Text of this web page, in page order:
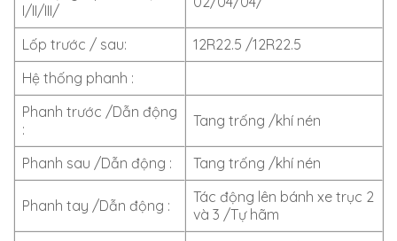
I/II/III/
Lốp trước / sau:
12R22.5 /12R22.5
Hệ thống phanh :
Phanh trước /Dẫn động
:
Tang trống /khí nén
Phanh sau /Dẫn động : Tang trống /khí nén
Phanh tay /Dẫn động :
Tác động lên bánh xe trục 2
và 3 /Tự hãm